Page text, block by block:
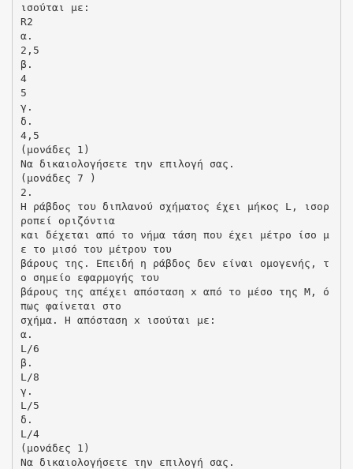
ισούται με:
R2
α.
2,5
β.
4
5
γ.
δ.
4,5
(μονάδες 1)
Να δικαιολογήσετε την επιλογή σας.
(μονάδες 7 )
2.
Η ράβδος του διπλανού σχήματος έχει μήκος L, ισορ
ροπεί οριζόντια
και δέχεται από το νήμα τάση που έχει μέτρο ίσο μ
ε το μισό του μέτρου του
βάρους της. Επειδή η ράβδος δεν είναι ομογενής, τ
ο σημείο εφαρμογής του
βάρους της απέχει απόσταση x από το μέσο της Μ, ό
πως φαίνεται στο
σχήμα. Η απόσταση x ισούται με:
α.
L/6
β.
L/8
γ.
L/5
δ.
L/4
(μονάδες 1)
Να δικαιολογήσετε την επιλογή σας.